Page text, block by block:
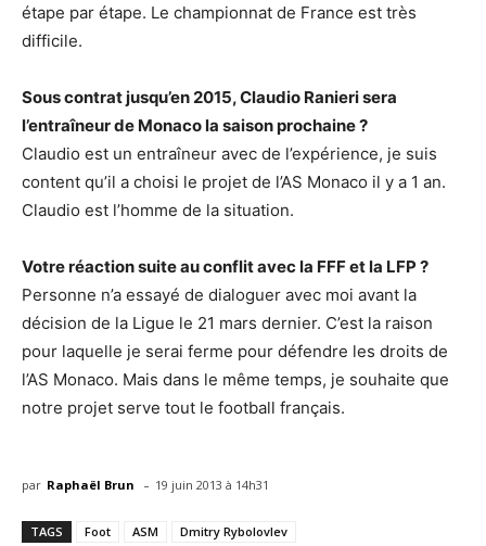
étape par étape. Le championnat de France est très
difficile.
Sous contrat jusqu’en 2015, Claudio Ranieri sera
l’entraîneur de Monaco la saison prochaine ?
Claudio est un entraîneur avec de l’expérience, je suis
content qu’il a choisi le projet de l’AS Monaco il y a 1 an.
Claudio est l’homme de la situation.
Votre réaction suite au conflit avec la FFF et la LFP ?
Personne n’a essayé de dialoguer avec moi avant la
décision de la Ligue le 21 mars dernier. C’est la raison
pour laquelle je serai ferme pour défendre les droits de
l’AS Monaco. Mais dans le même temps, je souhaite que
notre projet serve tout le football français.
par Raphaël Brun - 19 juin 2013 à 14h31
TAGS Foot ASM Dmitry Rybolovlev